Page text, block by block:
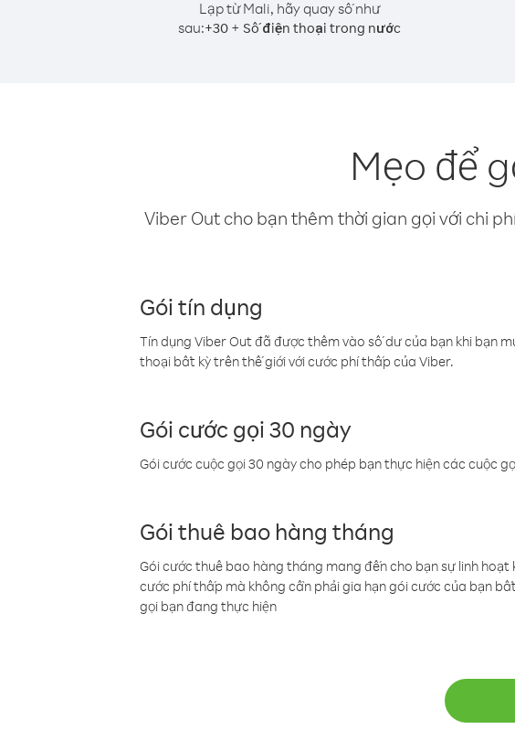
Lạp từ Mali, hãy quay số như
sau:+30 + Số điện thoại trong nước
Mẹo để
Viber Out cho bạn thêm thời gian gọi với chi
Gói tín dụng
Tín dụng Viber Out đã được thêm vào số dư của bạn khi bạn
thoại bất kỳ trên thế giới với cước phí thấp của Viber.
Gói cước gọi 30 ngày
Gói cước cuộc gọi 30 ngày cho phép bạn thực hiện các cuộc
Gói thuê bao hàng tháng
Gói cước thuê bao hàng tháng mang đến cho bạn sự linh
cước phí thấp mà không cần phải gia hạn gói cước của bạn
gọi bạn đang thực hiện